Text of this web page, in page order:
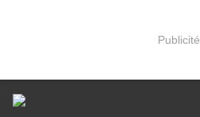
Publicité